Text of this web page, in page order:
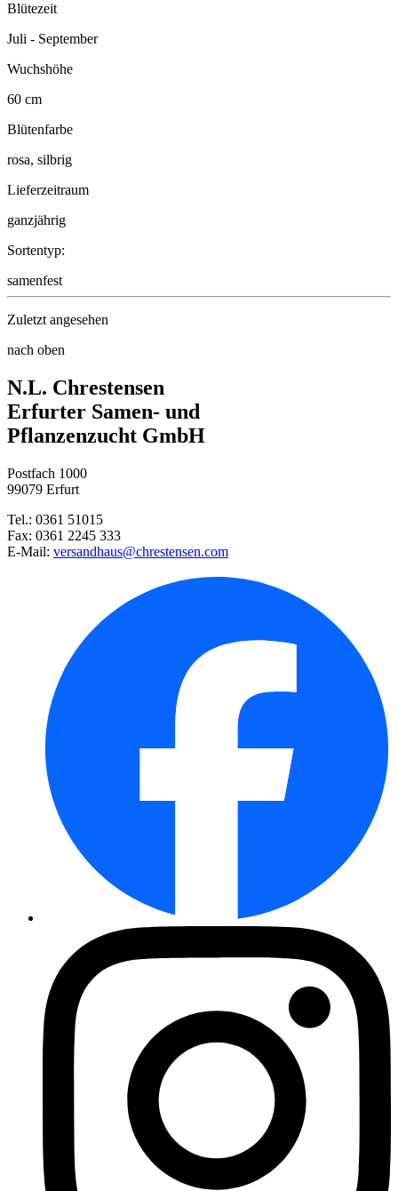
Blütezeit
Juli - September
Wuchshöhe
60 cm
Blütenfarbe
rosa, silbrig
Lieferzeitraum
ganzjährig
Sortentyp:
samenfest
Zuletzt angesehen
Gartenscabiose Sternkugel
nach oben
N.L. Chrestensen
Erfurter Samen- und
Pflanzenzucht GmbH
Postfach 1000
99079 Erfurt
Tel.: 0361 51015
Fax: 0361 2245 333
E-Mail: versandhaus@chrestensen.com